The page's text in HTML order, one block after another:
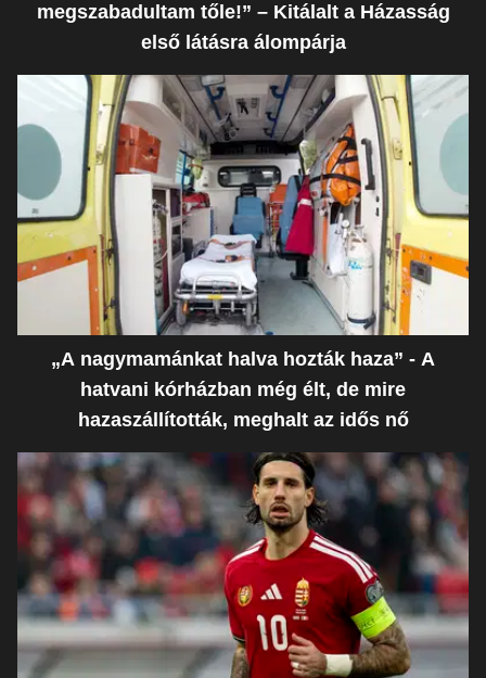
megszabadultam tőle!” – Kitálalt a Házasság
első látásra álompárja
„A nagymamánkat halva hozták haza” - A
hatvani kórházban még élt, de mire
hazaszállították, meghalt az idős nő